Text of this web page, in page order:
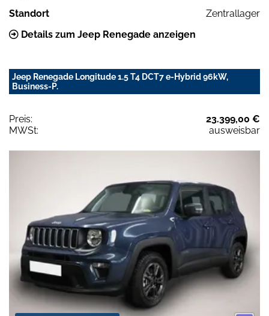
Standort
Zentrallager
Details zum Jeep Renegade anzeigen
Jeep Renegade Longitude 1.5 T4 DCT7 e-Hybrid 96kW,
Business-P.
Preis:
23.399,00 €
MWSt:
ausweisbar